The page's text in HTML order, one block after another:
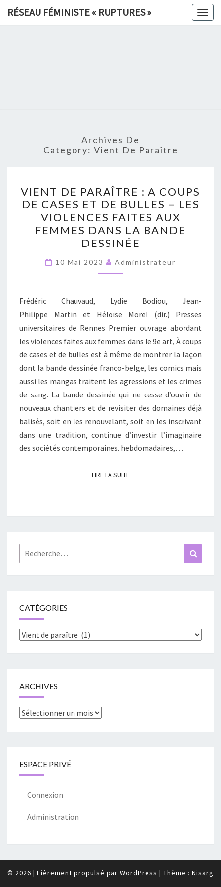
RÉSEAU FÉMINISTE « RUPTURES »
»
Archives De
Category: Vient De Paraître
DE
PARAÎTRE
A
COUPS
DE
CASES
DE
BULLES
–
LES
VIOLENCES
FAITES
AUX
FEMMES
DANS
LA
BANDE
DESSINÉE
VIENT DE PARAÎTRE : A COUPS
DE CASES ET DE BULLES – LES
VIOLENCES FAITES AUX
FEMMES DANS LA BANDE
DESSINÉE
10 Mai 2023 Administrateur
Frédéric Chauvaud, Lydie Bodiou, Jean-
Philippe Martin et Héloïse Morel (dir.) Presses
universitaires de Rennes Premier ouvrage abordant
les violences faites aux femmes dans le 9e art, À coups
de cases et de bulles est à même de montrer la façon
dont la bande dessinée franco-belge, les comics mais
aussi les mangas traitent les agressions et les crimes
de sang. La bande dessinée qui ne cesse d’ouvrir de
nouveaux chantiers et de revisiter des domaines déjà
balisés, soit en les renouvelant, soit en les inscrivant
dans une tradition, continue d’investir l’imaginaire
des sociétés contemporaines. hebdomadaires,…
LIRE LA SUITELIRE LA SUITE
Rechercher :
CATÉGORIES
Catégories
ARCHIVES
Archives
ESPACE PRIVÉ
Connexion
Administration
© 2026 | Fièrement propulsé par WordPress | Thème : Nisarg